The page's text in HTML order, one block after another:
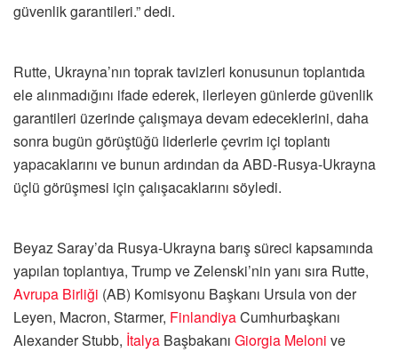
güvenlik garantileri.” dedi.
Rutte, Ukrayna’nın toprak tavizleri konusunun toplantıda
ele alınmadığını ifade ederek, ilerleyen günlerde güvenlik
garantileri üzerinde çalışmaya devam edeceklerini, daha
sonra bugün görüştüğü liderlerle çevrim içi toplantı
yapacaklarını ve bunun ardından da ABD-Rusya-Ukrayna
üçlü görüşmesi için çalışacaklarını söyledi.
Beyaz Saray’da Rusya-Ukrayna barış süreci kapsamında
yapılan toplantıya, Trump ve Zelenski’nin yanı sıra Rutte,
Avrupa Birliği (AB) Komisyonu Başkanı Ursula von der
Leyen, Macron, Starmer, FinlandiyaCumhurbaşkanı
Alexander Stubb, İtalya Başbakanı Giorgia Meloni ve